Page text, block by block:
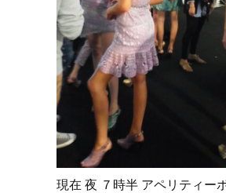
現在 夜 ７時半 アペリティー